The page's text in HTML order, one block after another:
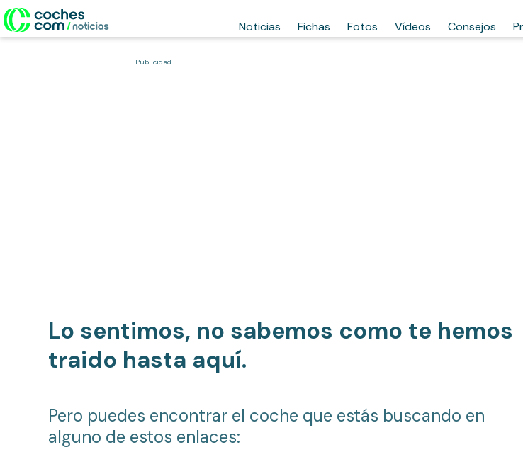
Noticias Fichas Fotos Vídeos Consejos
Publicidad
Lo sentimos, no sabemos como te hemos
traido hasta aquí.
Pero puedes encontrar el coche que estás buscando en
alguno de estos enlaces: